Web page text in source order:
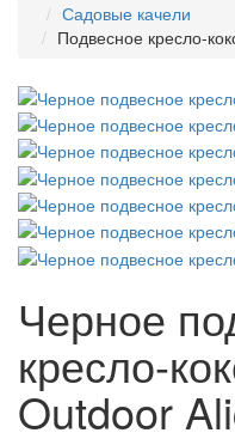
Садовые качели
Подвесное кресло-
Черное
кресло-
Outdoor